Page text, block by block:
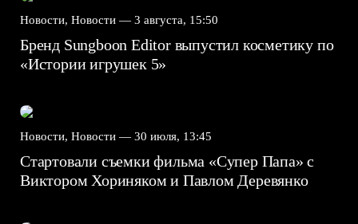
Новости, Новости — 3 августа, 15:50
Бренд Sungboon Editor выпустил косметику по
«Истории игрушек 5»
Новости, Новости — 30 июля, 13:45
Стартовали съемки фильма «Супер Папа» с
Виктором Хориняком и Павлом Деревянко